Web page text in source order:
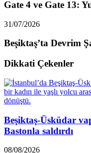
Gate 4 ve Gate 13:
31/07/2026
Beşiktaş’ta Devrim
Dikkati Çekenler
Beşiktaş-Üsküdar
Bastonla saldırdı
08/08/2026